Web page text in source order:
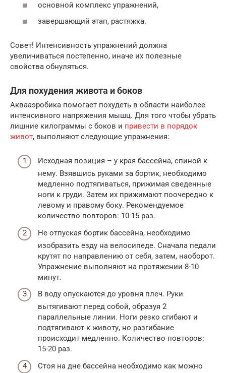
основной комплекс упражнений,
завершающий этап, растяжка.
Совет! Интенсивность упражнений должна
увеличиваться постепенно, иначе их полезные
свойства обнуляться.
Для похудения живота и боков
Аквааэробика помогает похудеть в области наиболее
интенсивного напряжения мышц. Для того чтобы убрать
лишние килограммы с боков и привести в порядок
живот, выполняют следующие упражнения:
Исходная позиция – у края бассейна, спиной к
нему. Взявшись руками за бортик, необходимо
медленно подтягиваться, прижимая сведенные
ноги к груди. Затем их прижимают поочередно к
левому и правому боку. Рекомендуемое
количество повторов: 10-15 раз.
Не отпуская бортик бассейна, необходимо
изобразить езду на велосипеде. Сначала педали
крутят по направлению от себя, затем, наоборот.
Упражнение выполняют на протяжении 8-10
минут.
В воду опускаются до уровня плеч. Руки
вытягивают перед собой, образуя 2
параллельные линии. Ноги резко сгибают и
подтягивают к животу, но разгибание
происходит медленно. Количество повторов:
15-20 раз.
Стоя на дне бассейна необходимо как можно